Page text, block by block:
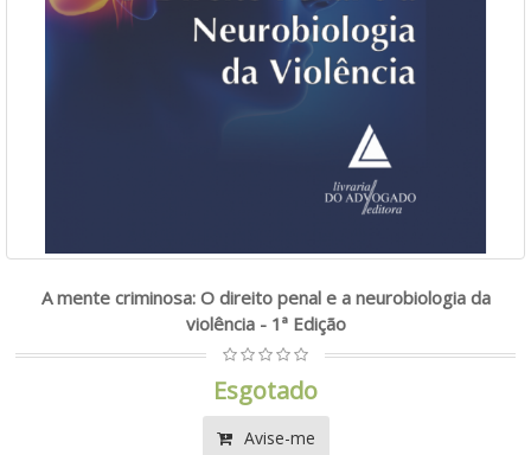
A mente criminosa: O direito penal e a neurobiologia da
violência - 1ª Edição
Esgotado
Avise-me